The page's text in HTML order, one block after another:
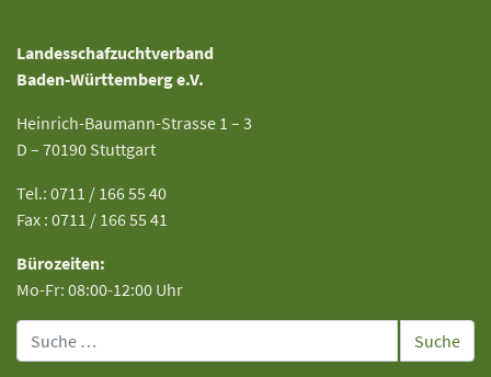
Landesschafzuchtverband
Baden-Württemberg e.V.
Heinrich-Baumann-Strasse 1 – 3
D – 70190 Stuttgart
Tel.: 0711 / 166 55 40
Fax : 0711 / 166 55 41
Bürozeiten:
Mo-Fr: 08:00-12:00 Uhr
Suche